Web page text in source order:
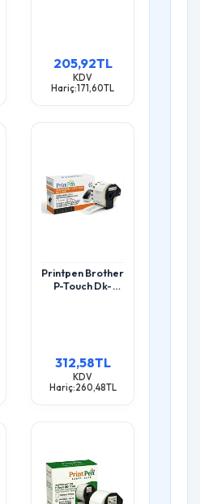
205,92TL
KDV
Hariç:171,60TL
Printpen Brother
P-Touch Dk-
312,58TL
KDV
Hariç:260,48TL